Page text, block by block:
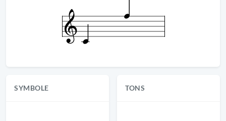
SYMBOLE TONS